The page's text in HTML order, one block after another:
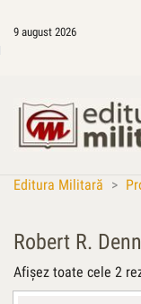
9 august 2026
Editura Militară >
Robert R.
Afișez toate cele 2